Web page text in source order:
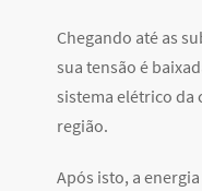
Chegando até as
sua tensão é
sistema elétrico da
região.
Após isto, a